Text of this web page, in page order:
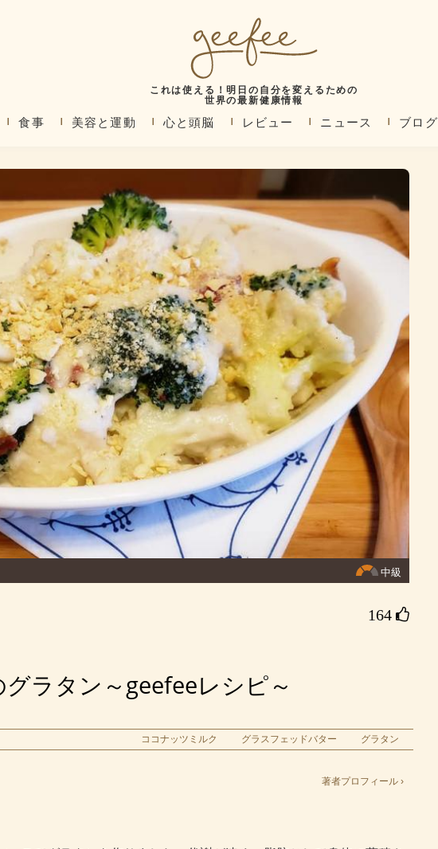
これは使える！明日の自分を変えるための
世界の最新健康情報
食事 美容と運動 心と頭脳 レビュー ニュース ブログ
中級
164 
ラタン～geefeeレシピ～
ココナッツミルク グラスフェッドバター グラタン
著者プロフィール ›